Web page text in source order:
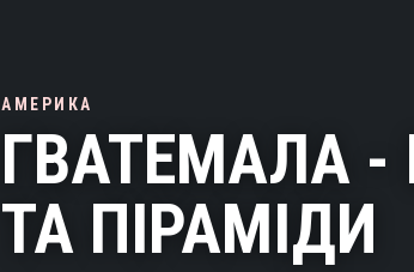
АМЕРИКА
ГВАТЕМАЛА -
ТА ПІРАМІДИ